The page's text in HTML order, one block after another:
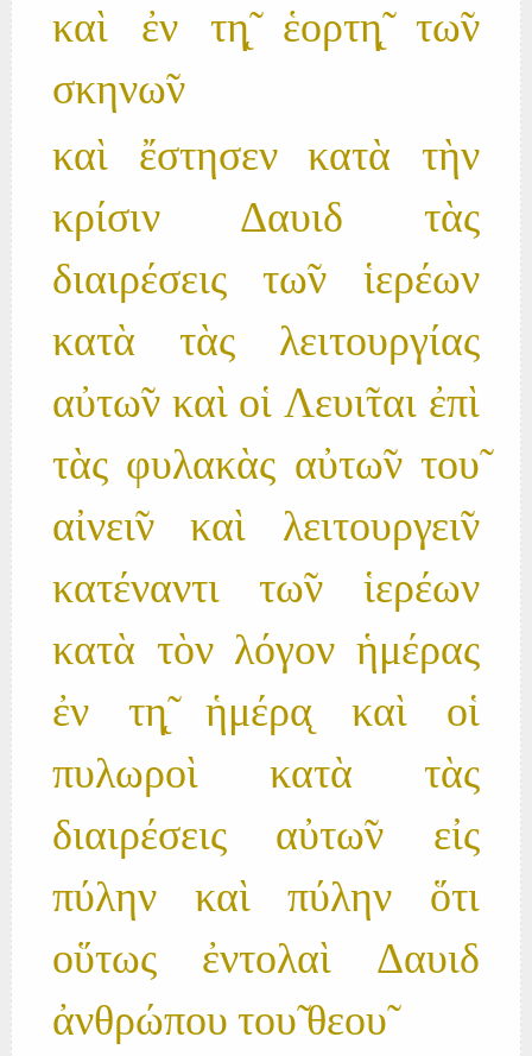
καὶ ἐν τη̨̃ ἑορτη̨̃ τω̃ν
σκηνω̃ν
καὶ ἔστησεν κατὰ τὴν
κρίσιν Δαυιδ τὰς
διαιρέσεις τω̃ν ἱερέων
κατὰ τὰς λειτουργίας
αὐτω̃ν καὶ οἱ Λευι̃ται ἐπὶ
τὰς φυλακὰς αὐτω̃ν του̃
αἰνει̃ν καὶ λειτουργει̃ν
κατέναντι τω̃ν ἱερέων
κατὰ τὸν λόγον ἡμέρας
ἐν τη̨̃ ἡμέρα̨ καὶ οἱ
πυλωροὶ κατὰ τὰς
διαιρέσεις αὐτω̃ν εἰς
πύλην καὶ πύλην ὅτι
οὕτως ἐντολαὶ Δαυιδ
ἀνθρώπου του̃ θεου̃